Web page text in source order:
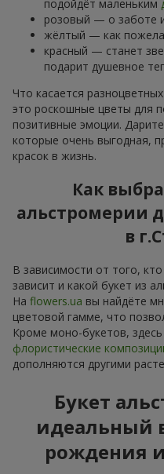
подойдёт маленьким
розовый — о заботе
жёлтый — как
красный — станет
подарит душевное
Что касается
это роскошные цветы для
позитивные эмоции.
которые очень выгодная,
красок в жизнь.
Как
альстромерии
в
В зависимости от того,
зависит и какой букет из
На flowers.ua вы найдёте
цветовой гамме, что
Кроме моно-букетов,
флористические
дополняются другими
Букет
идеальный
рождения